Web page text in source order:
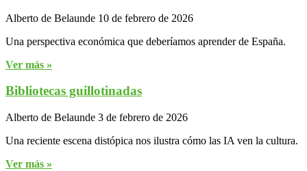
Alberto de Belaunde 10 de febrero de 2026
Una perspectiva económica que deberíamos aprender de España.
Ver más »
Bibliotecas guillotinadas
Alberto de Belaunde 3 de febrero de 2026
Una reciente escena distópica nos ilustra cómo las IA ven la cultura.
Ver más »